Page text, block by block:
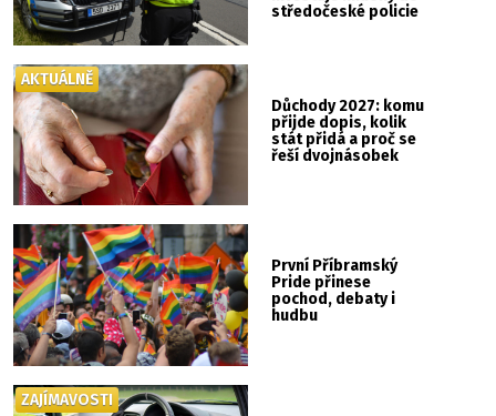
středočeské policie
Důchody 2027: komu
přijde dopis, kolik
stát přidá a proč se
řeší dvojnásobek
AKTUÁLNĚ
První Příbramský
Pride přinese
pochod, debaty i
hudbu
ZAJÍMAVOSTI